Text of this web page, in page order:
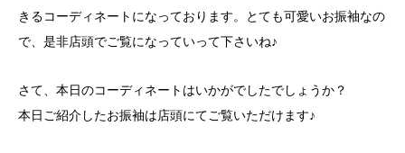
きるコーディネートになっております。とても可愛いお振袖なの
で、是非店頭でご覧になっていって下さいね♪
さて、本日のコーディネートはいかがでしたでしょうか？
本日ご紹介したお振袖は店頭にてご覧いただけます♪